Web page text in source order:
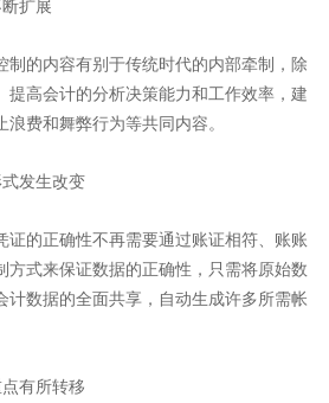
扩展
的内容有别于传统时代的内部牵制，除
提高会计的分析决策能力和工作效率，建
费和舞弊行为等共同内容。
发生改变
的正确性不再需要通过账证相符、账账
方式来保证数据的正确性，只需将原始数
计数据的全面共享，自动生成许多所需帐
有所转移